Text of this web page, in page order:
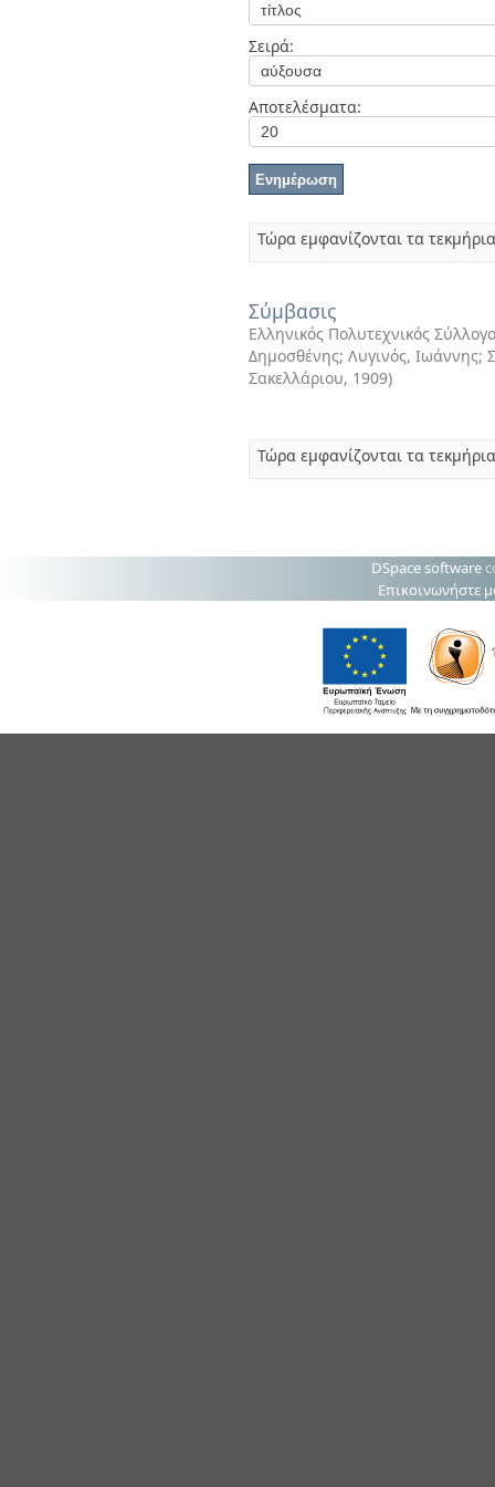
Σειρά:
Αποτελέσματα:
Τώρα εμφανίζονται τα
Σύμβασις
Ελληνικός Πολυτεχνικός
Δημοσθένης; Λυγινός, Ιωάννης;
Σακελλάριου, 1909)
Τώρα εμφανίζονται τα
DSpace software
Επικοινωνήστε